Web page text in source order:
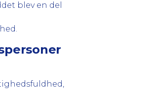
blev en del